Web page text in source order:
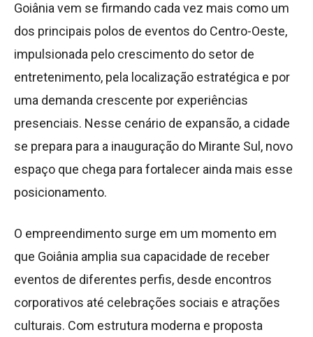
Goiânia vem se firmando cada vez mais como um
dos principais polos de eventos do Centro-Oeste,
impulsionada pelo crescimento do setor de
entretenimento, pela localização estratégica e por
uma demanda crescente por experiências
presenciais. Nesse cenário de expansão, a cidade
se prepara para a inauguração do Mirante Sul, novo
espaço que chega para fortalecer ainda mais esse
posicionamento.
O empreendimento surge em um momento em
que Goiânia amplia sua capacidade de receber
eventos de diferentes perfis, desde encontros
corporativos até celebrações sociais e atrações
culturais. Com estrutura moderna e proposta